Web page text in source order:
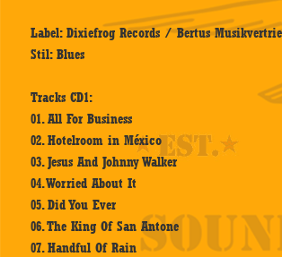
Label: Dixiefrog Records / Bertus
Stil: Blues
Tracks CD1:
01. All For Business
02. Hotelroom in México
03. Jesus And Johnny Walker
04. Worried About It
05. Did You Ever
06. The King Of San Antone
07. Handful Of Rain